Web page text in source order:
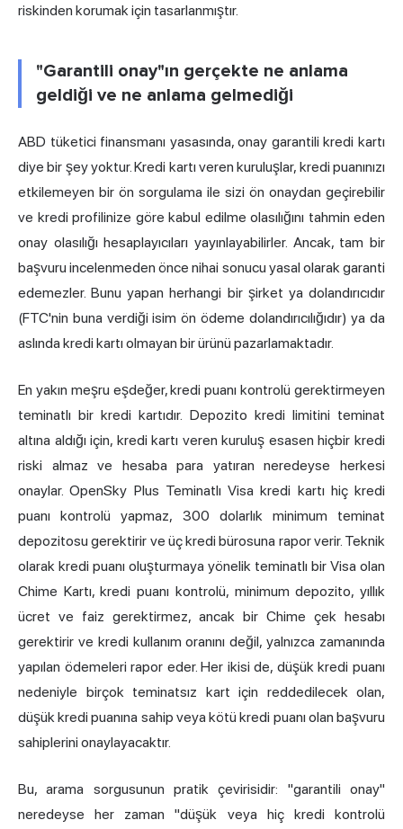
riskinden korumak için tasarlanmıştır.
"Garantili onay"ın gerçekte ne anlama
geldiği ve ne anlama gelmediği
ABD tüketici finansmanı yasasında, onay garantili kredi kartı
diye bir şey yoktur. Kredi kartı veren kuruluşlar, kredi puanınızı
etkilemeyen bir ön sorgulama ile sizi ön onaydan geçirebilir
ve kredi profilinize göre kabul edilme olasılığını tahmin eden
onay olasılığı hesaplayıcıları yayınlayabilirler. Ancak, tam bir
başvuru incelenmeden önce nihai sonucu yasal olarak garanti
edemezler. Bunu yapan herhangi bir şirket ya dolandırıcıdır
(FTC'nin buna verdiği isim ön ödeme dolandırıcılığıdır) ya da
aslında kredi kartı olmayan bir ürünü pazarlamaktadır.
En yakın meşru eşdeğer, kredi puanı kontrolü gerektirmeyen
teminatlı bir kredi kartıdır. Depozito kredi limitini teminat
altına aldığı için, kredi kartı veren kuruluş esasen hiçbir kredi
riski almaz ve hesaba para yatıran neredeyse herkesi
onaylar. OpenSky Plus Teminatlı Visa kredi kartı hiç kredi
puanı kontrolü yapmaz, 300 dolarlık minimum teminat
depozitosu gerektirir ve üç kredi bürosuna rapor verir. Teknik
olarak kredi puanı oluşturmaya yönelik teminatlı bir Visa olan
Chime Kartı, kredi puanı kontrolü, minimum depozito, yıllık
ücret ve faiz gerektirmez, ancak bir Chime çek hesabı
gerektirir ve kredi kullanım oranını değil, yalnızca zamanında
yapılan ödemeleri rapor eder. Her ikisi de, düşük kredi puanı
nedeniyle birçok teminatsız kart için reddedilecek olan,
düşük kredi puanına sahip veya kötü kredi puanı olan başvuru
sahiplerini onaylayacaktır.
Bu, arama sorgusunun pratik çevirisidir: "garantili onay"
neredeyse her zaman "düşük veya hiç kredi kontrolü